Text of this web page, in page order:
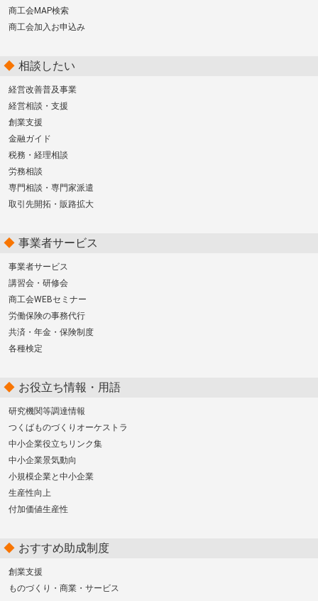
商工会MAP検索
商工会加入お申込み
相談したい
経営改善普及事業
経営相談・支援
創業支援
金融ガイド
税務・経理相談
労務相談
専門相談・専門家派遣
取引先開拓・販路拡大
事業者サービス
事業者サービス
講習会・研修会
商工会WEBセミナー
労働保険の事務代行
共済・年金・保険制度
各種検定
お役立ち情報・用語
研究機関等調達情報
つくばものづくりオーケストラ
中小企業役立ちリンク集
中小企業景気動向
小規模企業と中小企業
生産性向上
付加価値生産性
おすすめ助成制度
創業支援
ものづくり・商業・サービス